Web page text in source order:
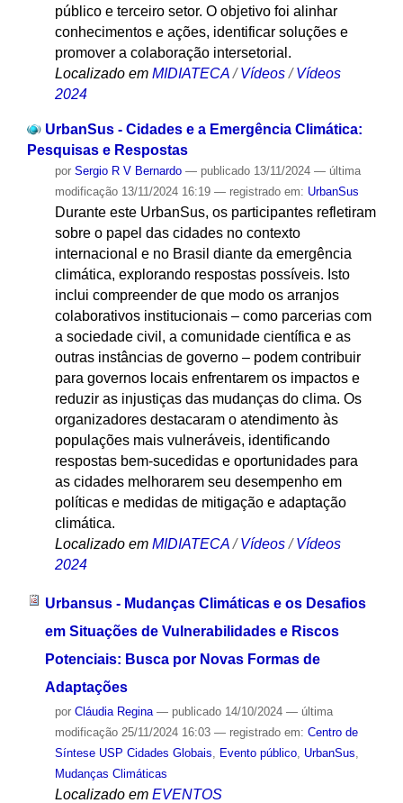
público e terceiro setor. O objetivo foi alinhar
conhecimentos e ações, identificar soluções e
promover a colaboração intersetorial.
Localizado em MIDIATECA / Vídeos / Vídeos
2024
UrbanSus - Cidades e a Emergência Climática:
Pesquisas e Respostas
por Sergio R V Bernardo — publicado13/11/2024 — última
modificação13/11/2024 16:19 — registrado em: UrbanSus
Durante este UrbanSus, os participantes refletiram
sobre o papel das cidades no contexto
internacional e no Brasil diante da emergência
climática, explorando respostas possíveis. Isto
inclui compreender de que modo os arranjos
colaborativos institucionais – como parcerias com
a sociedade civil, a comunidade científica e as
outras instâncias de governo – podem contribuir
para governos locais enfrentarem os impactos e
reduzir as injustiças das mudanças do clima. Os
organizadores destacaram o atendimento às
populações mais vulneráveis, identificando
respostas bem-sucedidas e oportunidades para
as cidades melhorarem seu desempenho em
políticas e medidas de mitigação e adaptação
climática.
Localizado em MIDIATECA /Vídeos /Vídeos
2024
Urbansus - Mudanças Climáticas e os Desafios
em Situações de Vulnerabilidades e Riscos
Potenciais: Busca por Novas Formas de
Adaptações
por Cláudia Regina — publicado14/10/2024 — última
modificação25/11/2024 16:03 — registrado em: Centro de
Síntese USP Cidades Globais
Evento público, UrbanSus
Mudanças Climáticas
Localizado em EVENTOS